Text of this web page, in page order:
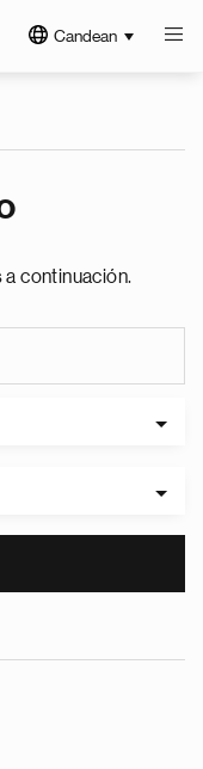
Candean
continuación.